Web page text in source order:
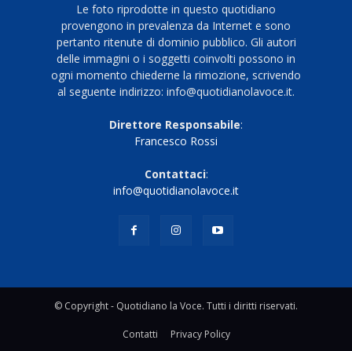
Le foto riprodotte in questo quotidiano
provengono in prevalenza da Internet e sono
pertanto ritenute di dominio pubblico. Gli autori
delle immagini o i soggetti coinvolti possono in
ogni momento chiederne la rimozione, scrivendo
al seguente indirizzo: info@quotidianolavoce.it.
Direttore Responsabile:
Francesco Rossi
Contattaci:
info@quotidianolavoce.it
© Copyright - Quotidiano la Voce. Tutti i diritti riservati.
Contatti Privacy Policy